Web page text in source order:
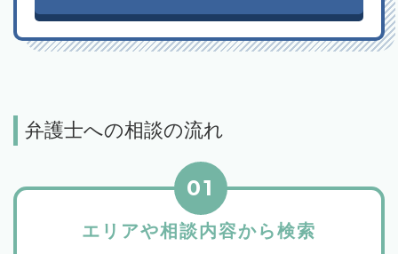
弁護士への相談の流れ
エリアや相談内容から検索
01